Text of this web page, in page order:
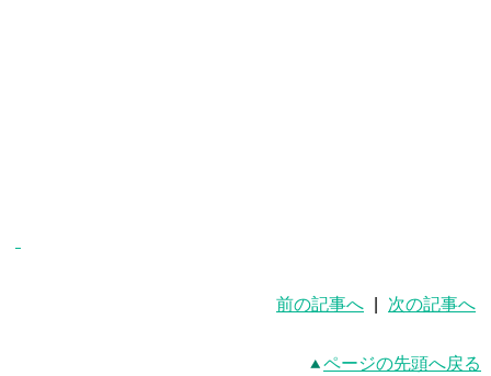
前の記事へ 次の記事へ
ページの先頭へ戻る